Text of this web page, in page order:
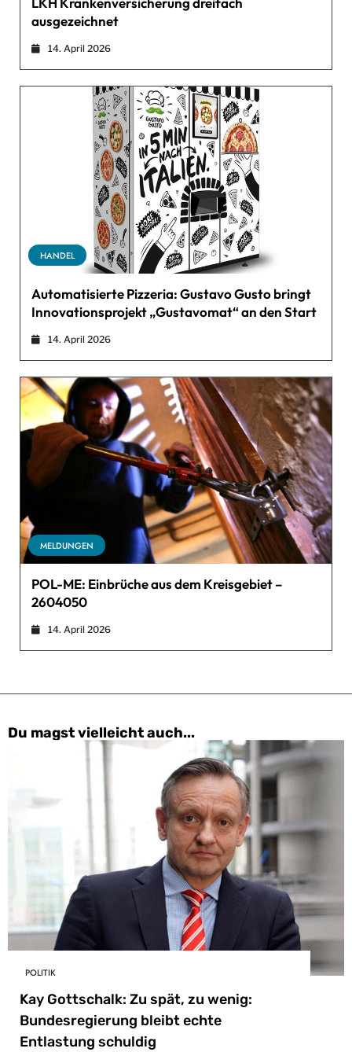
ausgezeichnet
14. April 2026
HANDEL
Automatisierte Pizzeria: Gustavo Gusto bringt
Innovationsprojekt „Gustavomat“ an den Start
14. April 2026
MELDUNGEN
POL-ME: Einbrüche aus dem Kreisgebiet –
2604050
14. April 2026
Du magst vielleicht auch...
POLITIK
Kay Gottschalk: Zu spät, zu wenig:
Bundesregierung bleibt echte
Entlastung schuldig